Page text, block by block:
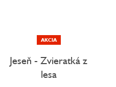
AKCIA
Jeseň - Zvieratká z
lesa